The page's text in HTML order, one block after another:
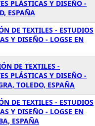
PLÁSTICAS Y DISEÑO -
ESPAÑA
DE TEXTILES - ESTUDIOS
Y DISEÑO - LOGSE EN
DE TEXTILES -
PLÁSTICAS Y DISEÑO -
TOLEDO, ESPAÑA
DE TEXTILES - ESTUDIOS
Y DISEÑO - LOGSE EN
ESPAÑA